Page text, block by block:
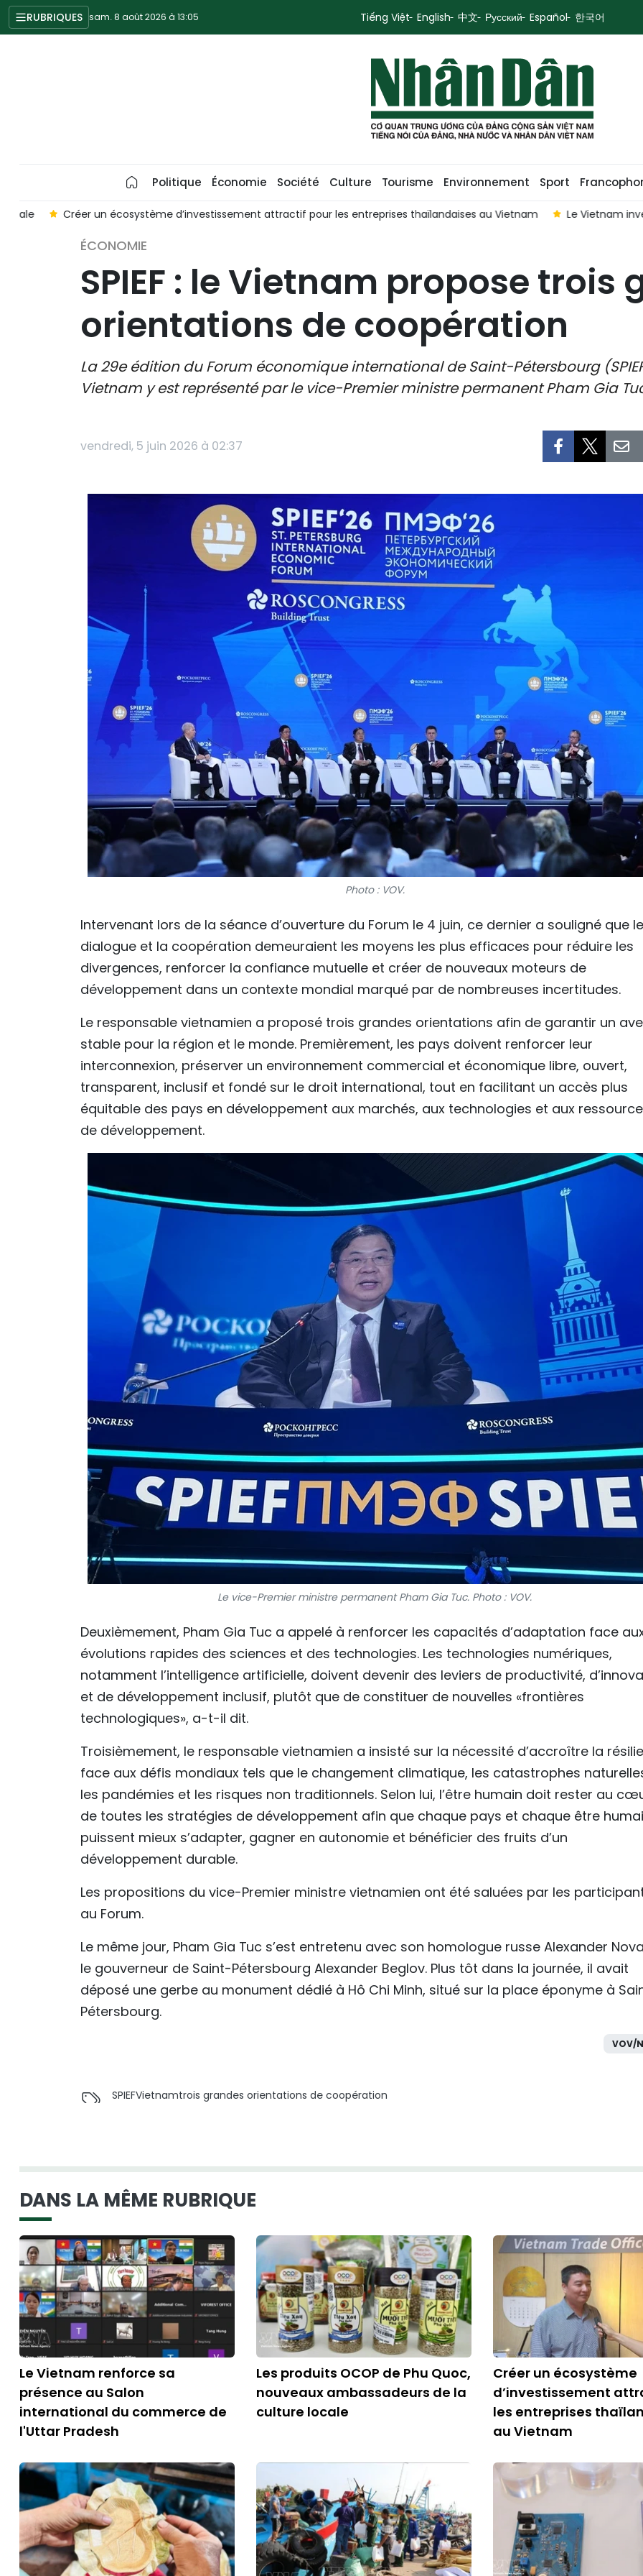
RUBRIQUES sam. 8 août 2026 à 13:05 Tiếng Việt English 中文 Русский Español 한국어
Politique Économie Société Culture Tourisme Environnement Sport
Créer un écosystème d’investissement attractif pour les entreprises thaïlandaises au Vietnam Le Vietnam investit
ÉCONOMIE
SPIEF : le Vietnam propose trois
orientations de coopération
La 29e édition du Forum économique international de Saint-Pétersbourg
Vietnam y est représenté par le vice-Premier ministre permanent Pham Gia
vendredi, 5 juin 2026 à 02:37
Photo : VOV.
Intervenant lors de la séance d’ouverture du Forum le 4 juin, ce dernier a souligné que le
dialogue et la coopération demeuraient les moyens les plus efficaces pour réduire les
divergences, renforcer la confiance mutuelle et créer de nouveaux moteurs de
développement dans un contexte mondial marqué par de nombreuses incertitudes.
Le responsable vietnamien a proposé trois grandes orientations afin de garantir un
stable pour la région et le monde. Premièrement, les pays doivent renforcer leur
interconnexion, préserver un environnement commercial et économique libre, ouvert,
transparent, inclusif et fondé sur le droit international, tout en facilitant un accès plus
équitable des pays en développement aux marchés, aux technologies et aux
de développement.
Le vice-Premier ministre permanent Pham Gia Tuc. Photo : VOV.
Deuxièmement, Pham Gia Tuc a appelé à renforcer les capacités d’adaptation face
évolutions rapides des sciences et des technologies. Les technologies numériques,
notamment l’intelligence artificielle, doivent devenir des leviers de productivité,
et de développement inclusif, plutôt que de constituer de nouvelles «frontières
technologiques», a-t-il dit.
Troisièmement, le responsable vietnamien a insisté sur la nécessité d’accroître la
face aux défis mondiaux tels que le changement climatique, les catastrophes
les pandémies et les risques non traditionnels. Selon lui, l’être humain doit rester au
de toutes les stratégies de développement afin que chaque pays et chaque être
puissent mieux s’adapter, gagner en autonomie et bénéficier des fruits d’un
développement durable.
Les propositions du vice-Premier ministre vietnamien ont été saluées par les
au Forum.
Le même jour, Pham Gia Tuc s’est entretenu avec son homologue russe Alexander
le gouverneur de Saint-Pétersbourg Alexander Beglov. Plus tôt dans la journée, il avait
déposé une gerbe au monument dédié à Hô Chi Minh, situé sur la place éponyme à
Pétersbourg.
VOV/
SPIEFVietnamtrois grandes orientations de coopération
DANS LA MÊME RUBRIQUE
Le Vietnam renforce sa
présence au Salon
international du commerce de
l'Uttar Pradesh
Les produits OCOP de Phu Quoc,
nouveaux ambassadeurs de la
culture locale
Créer un écosystème
d’investissement
les entreprises
au Vietnam